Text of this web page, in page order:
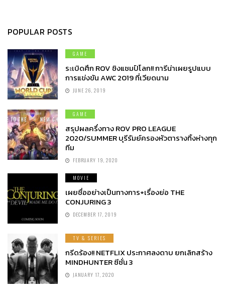
POPULAR POSTS
GAME
ระเบิดศึก ROV ชิงแชมป์โลก!! การีน่าเผยรูปแบบ
การแข่งขัน AWC 2019 ที่เวียดนาม
JUNE 26, 2019
GAME
สรุปผลครึ่งทาง ROV PRO LEAGUE
2020/SUMMER บุรีรัมย์ครองหัวตารางทิ้งห่างทุก
ทีม
FEBRUARY 19, 2020
MOVIE
เผยชื่ออย่างเป็นทางการ+เรื่องย่อ THE
CONJURING 3
DECEMBER 17, 2019
TV & SERIES
กรีดร้อง!! NETFLIX ประกาศลงดาบ ยกเลิกสร้าง
MINDHUNTER ซีซั่น 3
JANUARY 17, 2020